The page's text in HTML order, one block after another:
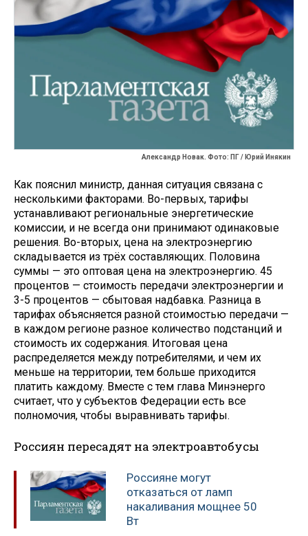
Александр Новак. Фото: ПГ / Юрий Инякин
Как пояснил министр, данная ситуация связана с
несколькими факторами. Во-первых, тарифы
устанавливают региональные энергетические
комиссии, и не всегда они принимают одинаковые
решения. Во-вторых, цена на электроэнергию
складывается из трёх составляющих. Половина
суммы — это оптовая цена на электроэнергию. 45
процентов — стоимость передачи электроэнергии и
3-5 процентов — сбытовая надбавка. Разница в
тарифах объясняется разной стоимостью передачи —
в каждом регионе разное количество подстанций и
стоимость их содержания. Итоговая цена
распределяется между потребителями, и чем их
меньше на территории, тем больше приходится
платить каждому. Вместе с тем глава Минэнерго
считает, что у субъектов Федерации есть все
полномочия, чтобы выравнивать тарифы.
Россиян пересадят на электроавтобусы
Россияне могут
отказаться от ламп
накаливания мощнее 50
Вт